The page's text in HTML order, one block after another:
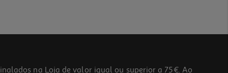
na Loja de valor igual ou superior a 75€. Ao